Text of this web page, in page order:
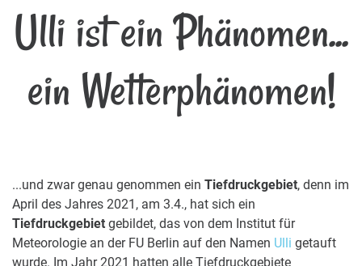
Ulli ist ein Phänomen...
ein Wetterphänomen!
...und zwar genau genommen ein Tiefdruckgebiet, denn im
April des Jahres 2021, am 3.4., hat sich ein
Tiefdruckgebiet gebildet, das von dem Institut für
Meteorologie an der FU Berlin auf den Namen Ulli getauft
wurde. Im Jahr 2021 hatten alle Tiefdruckgebiete